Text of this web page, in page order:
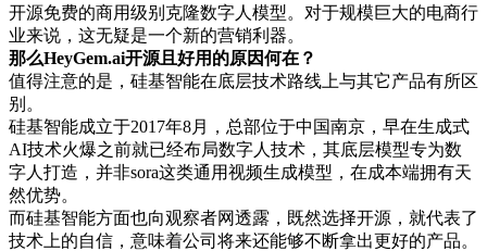
开源免费的商用级别克隆数字人模型。对于规模巨大的电商行
业来说，这无疑是一个新的营销利器。
那么HeyGem.ai开源且好用的原因何在？
值得注意的是，硅基智能在底层技术路线上与其它产品有所区
别。
硅基智能成立于2017年8月，总部位于中国南京，早在生成式
AI技术火爆之前就已经布局数字人技术，其底层模型专为数
字人打造，并非sora这类通用视频生成模型，在成本端拥有天
然优势。
而硅基智能方面也向观察者网透露，既然选择开源，就代表了
技术上的自信，意味着公司将来还能够不断拿出更好的产品。